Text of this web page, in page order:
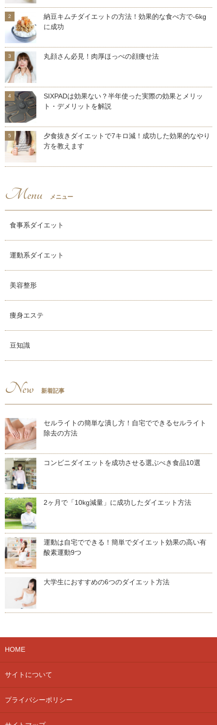
納豆キムチダイエットの方法！効果的な食べ方で-6kg
に成功
丸顔さん必見！肉厚ほっぺの顔痩せ法
SIXPADは効果ない？半年使った実際の効果とメリッ
ト・デメリットを解説
夕食抜きダイエットで7キロ減！成功した効果的なやり
方を教えます
Menu メニュー
食事系ダイエット
運動系ダイエット
美容整形
痩身エステ
豆知識
New 新着記事
セルライトの簡単な潰し方！自宅でできるセルライト
除去の方法
コンビニダイエットを成功させる選ぶべき食品10選
2ヶ月で「10kg減量」に成功したダイエット方法
運動は自宅でできる！簡単でダイエット効果の高い有
酸素運動9つ
大学生におすすめの6つのダイエット方法
HOME
サイトについて
プライバシーポリシー